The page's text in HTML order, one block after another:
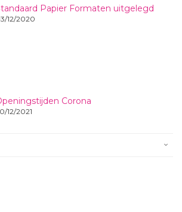
Papier Formaten uitgelegd
12/2020
Corona
12/2021